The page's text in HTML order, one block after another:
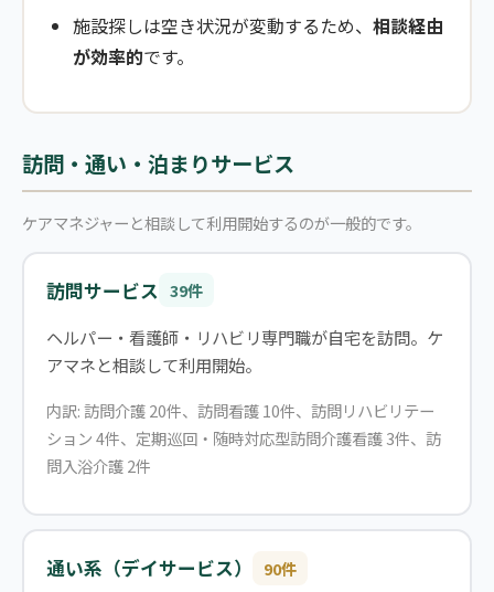
施設探しは空き状況が変動するため、 相談経由
が効率的です。
訪問・通い・泊まりサービス
ケアマネジャーと相談して利用開始するのが一般的です。
訪問サービス 39件
ヘルパー・看護師・リハビリ専門職が自宅を訪問。ケ
アマネと相談して利用開始。
内訳: 訪問介護 20件、訪問看護 10件、訪問リハビリテー
ション 4件、定期巡回・随時対応型訪問介護看護 3件、訪
問入浴介護 2件
通い系（デイサービス） 90件